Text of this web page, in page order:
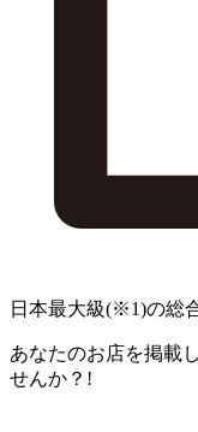
日本最大級(※1)の総
あなたのお店を掲載
せんか？!